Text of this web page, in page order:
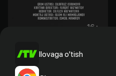
16 +
O'zimizning Oloviddin
Obuna
Ilovaga o'tish